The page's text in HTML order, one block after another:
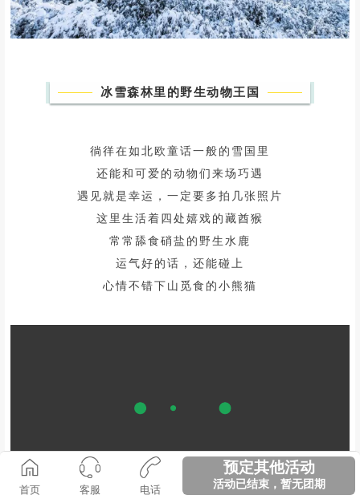
还有在白雪皑皑中觅食的鹿
定会让你流连忘返
首页 客服 电话
预定其他活动
活动已结束，暂无团期